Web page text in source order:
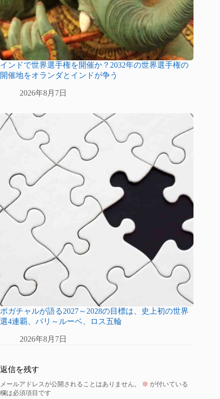
インドで世界選手権を開催か？2032年の世界選手権の
開催地をオランダとインドが争う
2026年8月7日
ポガチャルが語る2027～2028の目標は、史上初の世界
選4連覇、パリ～ルーベ、ロス五輪
2026年8月7日
返信を残す
メールアドレスが公開されることはありません。 ※ が付いている
欄は必須項目です